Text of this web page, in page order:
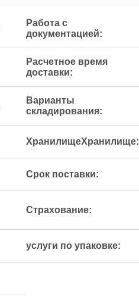
Работа с
документацией:
Расчетное время
доставки:
Варианты
складирования:
ХранилищеХранилище:
Срок поставки:
Страхование:
услуги по упаковке: